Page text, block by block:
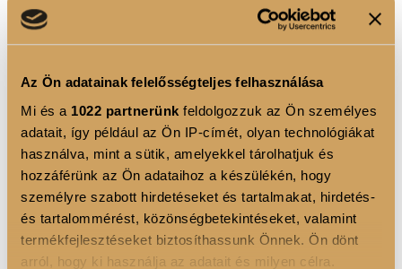
Az Ön adatainak felelősségteljes felhasználása
Mi és a 1022 partnerünk feldolgozzuk az Ön személyes
adatait, így például az Ön IP-címét, olyan technológiákat
használva, mint a sütik, amelyekkel tárolhatjuk és
hozzáférünk az Ön adataihoz a készülékén, hogy
személyre szabott hirdetéseket és tartalmakat, hirdetés-
és tartalommérést, közönségbetekintéseket, valamint
termékfejlesztéseket biztosíthassunk Önnek. Ön dönt
arról, hogy ki használja az adatait és milyen célra.
KOSÁRBA
TERMÉKLEÍRÁS
Különleges, kézzel formált, szintetikus szőrből
készült highlighterezéshez alkalmazható kúp formájú